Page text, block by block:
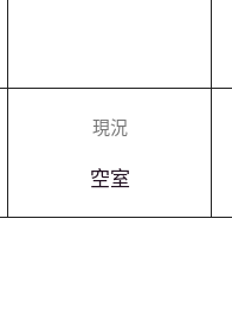
現況
空室